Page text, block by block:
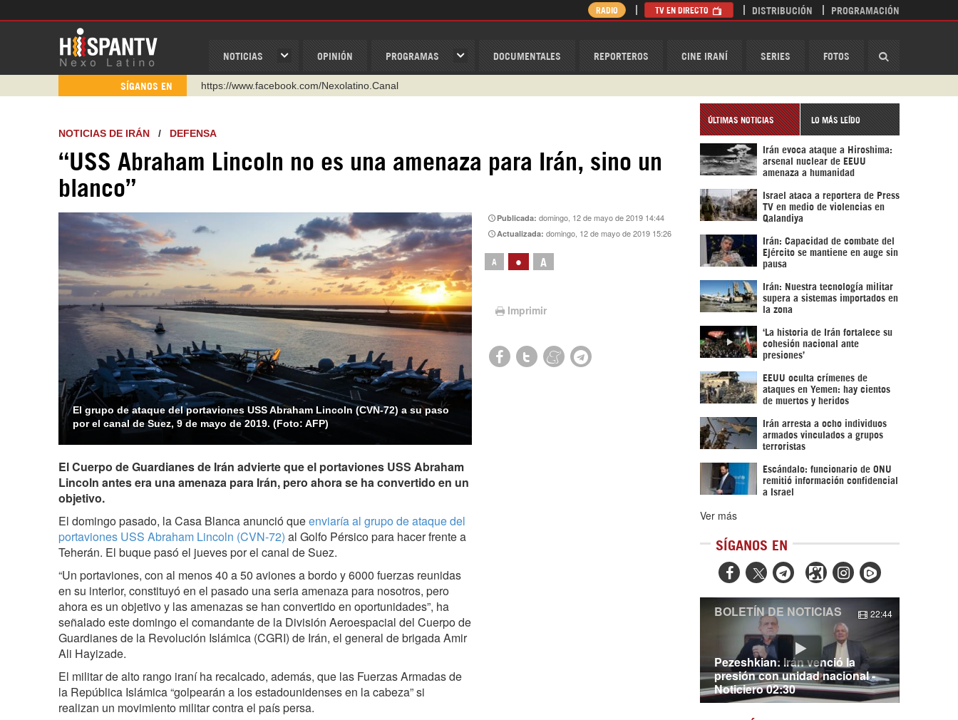
NOTICIAS OPINIÓN PROGRAMAS DOCUMENTALES REPORTEROS CINE IRANÍ SERIES FOTOS
RADIO TV EN DIRECTO DISTRIBUCIÓN PROGRAMACIÓN
SÍGANOS EN
https://www.facebook.com/Nexolatino.Canal
http://twitter.com/nexo_latino
https://t.me/hispantvcanal
https://urmedium.com/c/hispantv
Instagram como: hispan_tv
NOTICIAS DE IRÁN / DEFENSA
“USS Abraham Lincoln no es una amenaza para Irán, sino un
blanco”
El grupo de ataque del portaviones USS Abraham Lincoln (CVN-72) a su paso
por el canal de Suez, 9 de mayo de 2019. (Foto: AFP)
Publicada:domingo, 12 de mayo de 2019 14:44
Actualizada:domingo, 12 de mayo de 2019 15:26
A • A
Imprimir
El Cuerpo de Guardianes de Irán advierte que el portaviones USS Abraham
Lincoln antes era una amenaza para Irán, pero ahora se ha convertido en un
objetivo.
El domingo pasado, la Casa Blanca anunció queenviaría al grupo de ataque del
portaviones USS Abraham Lincoln (CVN-72) al Golfo Pérsico para hacer frente a
Teherán. El buque pasó el jueves por el canal de Suez.
“Un portaviones, con al menos 40 a 50 aviones a bordo y 6000 fuerzas reunidas
en su interior, constituyó en el pasado una seria amenaza para nosotros, pero
ahora es un objetivo y las amenazas se han convertido en oportunidades”, ha
señalado este domingo el comandante de la División Aeroespacial del Cuerpo de
Guardianes de la Revolución Islámica (CGRI) de Irán, el general de brigada Amir
Ali Hayizade.
El militar de alto rango iraní ha recalcado, además, que las Fuerzas Armadas de
la República Islámica “golpearán a los estadounidenses en la cabeza” si
realizan un movimiento militar contra el país persa.
ÚLTIMAS NOTICIAS LO MÁS LEÍDO
Irán evoca ataque a Hiroshima:
arsenal nuclear de EEUU
amenaza a humanidad
Israel ataca a reportera de Press
TV en medio de violencias en
Qalandiya
Irán: Capacidad de combate del
Ejército se mantiene en auge sin
pausa
Irán: Nuestra tecnología militar
supera a sistemas importados en
la zona
‘La historia de Irán fortalece su
cohesión nacional ante
presiones’
EEUU oculta crímenes de
ataques en Yemen: hay cientos
de muertos y heridos
Irán arresta a ocho individuos
armados vinculados a grupos
terroristas
Escándalo: funcionario de ONU
remitió información confidencial
a Israel
Ver más
SÍGANOS EN
  
Pezeshkian: Irán venció la
presión con unidad nacional -
Noticiero 02:30
BOLETÍN DE NOTICIAS 22:44